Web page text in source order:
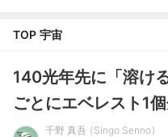
TOP 宇宙
140光年先に「溶け
ごとにエベレスト1
千野 真吾
Singo Senno